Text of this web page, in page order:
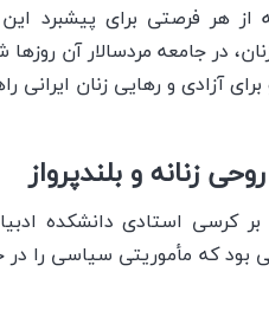
هر فرصتی برای پیشبرد
در جامعه مردسالار آن
آزادی و رهایی زنان ایرانی
زنانه و بلندپرواز
کرسی استادی دانشکده
بود که مأموریتی سیاسی را